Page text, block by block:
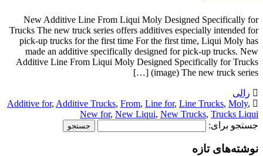
New Additive Line From Liqui Moly Designed Specifically for
Trucks The new truck series offers additives especially intended for
pick-up trucks for the first time For the first time, Liqui Moly has
made an additive specifically designed for pick-up trucks. New
Additive Line From Liqui Moly Designed Specifically for Trucks
(image) The new truck series […]
رالی
Additive for, Additive Trucks, From, Line for, Line Trucks, Moly,
New for, New Liqui, New Trucks, Trucks Liqui
جستجو برای:
نوشته‌های تازه